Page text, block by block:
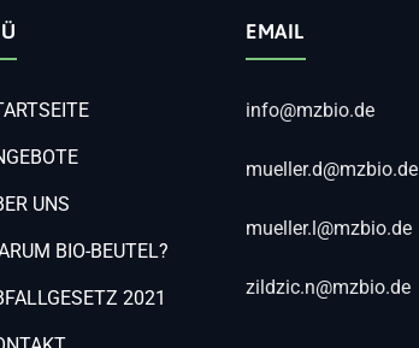
UNS
BIO-BEUTEL?
2021
EMAIL
info@mzbio.de
mueller.d@mzbio.de
mueller.l@mzbio.de
zildzic.n@mzbio.de